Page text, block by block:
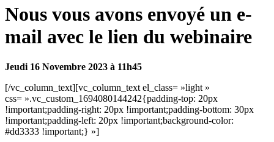
Nous vous avons envoyé un e-
mail avec le lien du webinaire
Jeudi 16 Novembre 2023 à 11h45
[/vc_column_text][vc_column_text el_class= »light »
css= ».vc_custom_1694080144242{padding-top: 20px
!important;padding-right: 20px !important;padding-bottom: 30px
!important;padding-left: 20px !important;background-color:
#dd3333 !important;} »]